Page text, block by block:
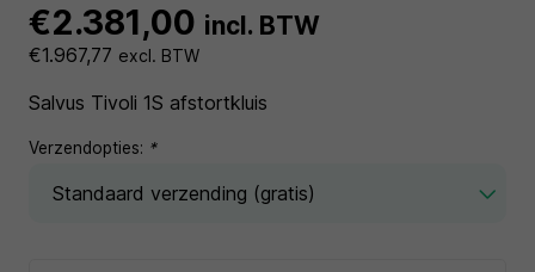
€2.381,00 incl. BTW
€1.967,77 excl. BTW
Salvus Tivoli 1S afstortkluis
Verzendopties: *